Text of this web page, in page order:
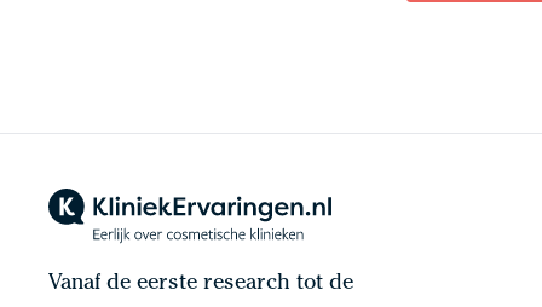
Vanaf de eerste research tot de